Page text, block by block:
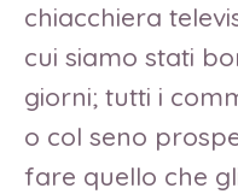
chiacchiera
cui siamo stati
giorni; tutti i
o col seno
fare quello che